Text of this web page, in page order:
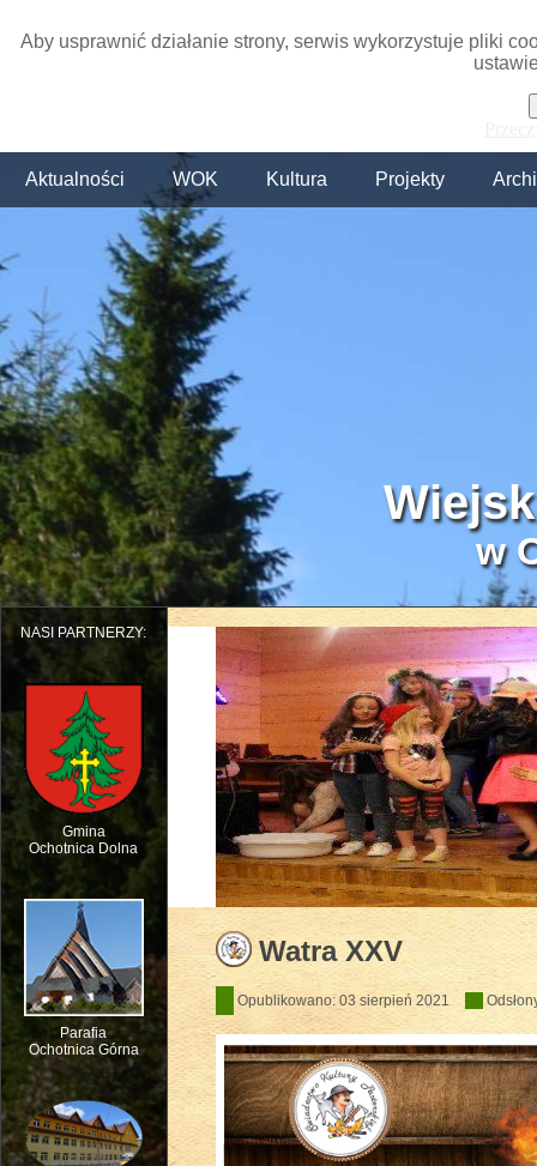
Aby usprawnić działanie strony, serwis wykorzystuje pliki
Aktualności WOK Kultura Projekty
w
NASI PARTNERZY:
Gmina
Ochotnica Dolna
Parafia
Ochotnica Górna
Dziecięcy Teatr Muzyczny HEJO w
Watra XXV
Opublikowano: 03 sierpień 2021